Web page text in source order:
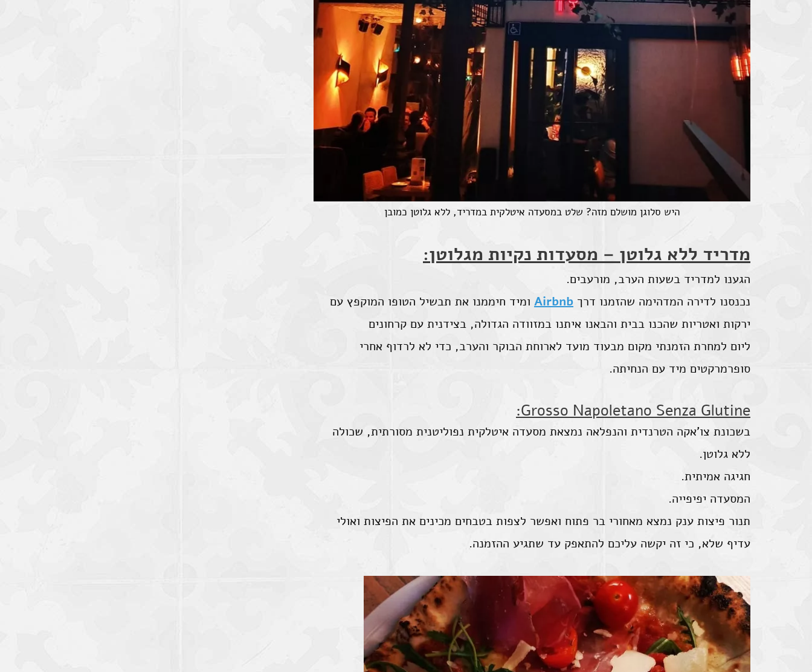
היש סלוגן מושלם מזה? שלט במסעדה איטלקית במדריד, ללא גלוטן כמובן
מדריד ללא גלוטן – מסעדות נקיות מגלוטן:
הגענו למדריד בשעות הערב, מורעבים.
נכנסנו לדירה המדהימה שהזמנו דרך Airbnb ומיד חיממנו את תבשיל הטופו המוקפץ עם
ירקות ואטריות שהכנו בבית והבאנו איתנו במזוודה הגדולה, בצידנית עם קרחונים
ליום למחרת הזמנתי מקום מבעוד מועד לארוחת הבוקר והערב, כדי לא לרדוף אחרי
סופרמרקטים מיד עם הנחיתה.
Grosso Napoletano Senza Glutine
:
בשכונת צו'אקה הטרנדית והנפלאה נמצאת מסעדה איטלקית נפוליטנית מסורתית, שכולה
ללא גלוטן.
חגיגה אמיתית.
המסעדה יפיפייה.
תנור פיצות ענק נמצא מאחורי בר פתוח ואפשר לצפות בטבחים מכינים את הפיצות ואולי
עדיף שלא, כי זה יקשה עליכם להתאפק עד שתגיע ההזמנה.